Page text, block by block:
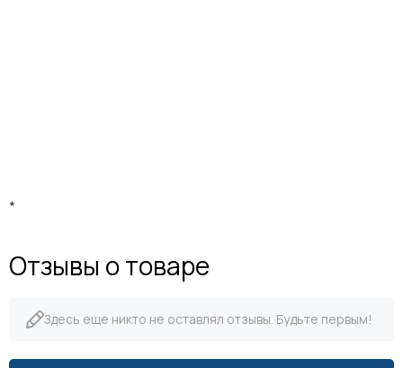
*
Отзывы о товаре
Здесь еще никто не оставлял отзывы. Будьте первым!